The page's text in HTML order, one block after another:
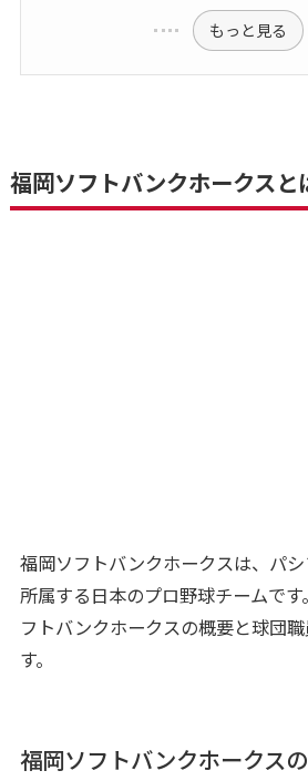
もっと見る
福岡ソフトバンクホークスと
福岡ソフトバンクホークスは、パ
所属する日本のプロ野球チームで
フトバンクホークスの概要と球団
す。
福岡ソフトバンクホークス